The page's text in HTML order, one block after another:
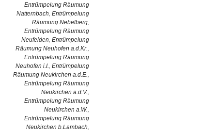
Entrümpelung Räumung
Natternbach, Entrümpelung
Räumung Nebelberg,
Entrümpelung Räumung
Neufelden, Entrümpelung
Räumung Neuhofen a.d.Kr.,
Entrümpelung Räumung
Neuhofen i.I., Entrümpelung
Räumung Neukirchen a.d.E.,
Entrümpelung Räumung
Neukirchen a.d.V.,
Entrümpelung Räumung
Neukirchen a.W.,
Entrümpelung Räumung
Neukirchen b.Lambach,